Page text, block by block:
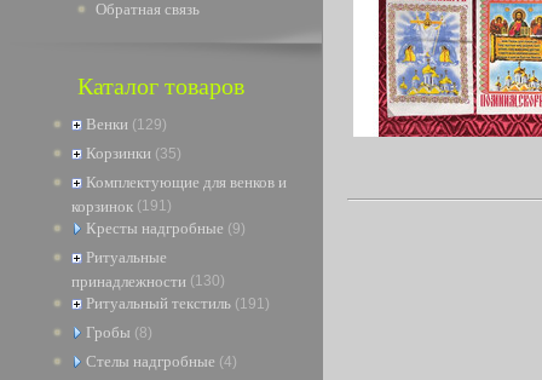
Обратная связь
Каталог товаров
Венки (129)
Корзинки (35)
Комплектующие для венков и
корзинок (191)
Кресты надгробные (9)
Ритуальные
принадлежности (130)
Ритуальный текстиль (191)
Гробы (8)
Стелы надгробные (4)